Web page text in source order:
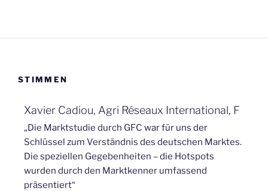
STIMMEN
Xavier Cadiou, Agri Réseaux International, F
„Die Marktstudie durch GFC war für uns der
Schlüssel zum Verständnis des deutschen Marktes.
Die speziellen Gegebenheiten – die Hotspots
wurden durch den Marktkenner umfassend
präsentiert“